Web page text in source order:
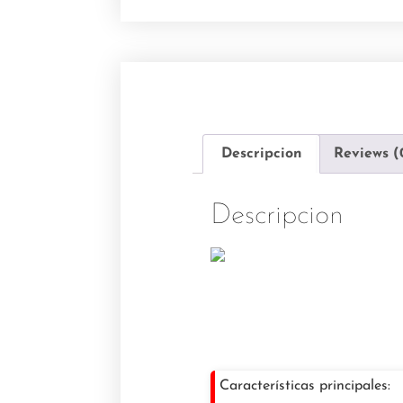
Descripcion Reviews
Descripcion
Características principales: